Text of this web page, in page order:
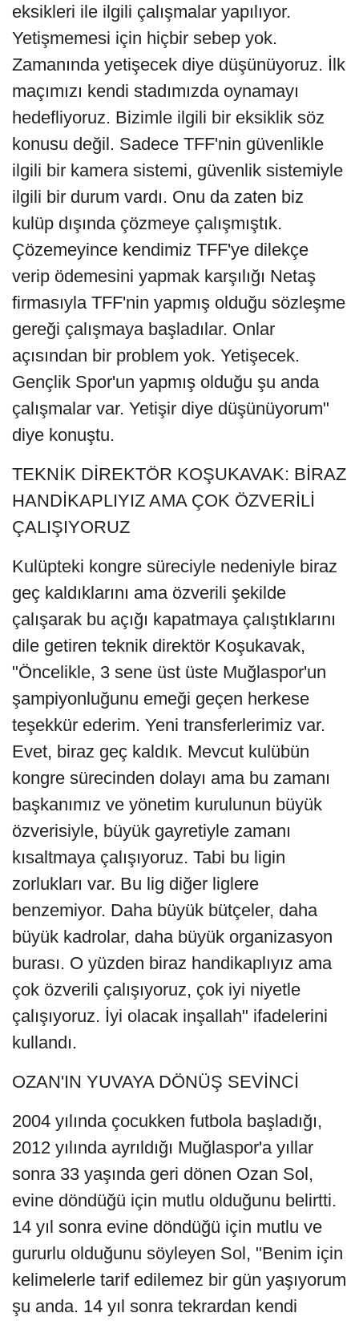
eksikleri ile ilgili çalışmalar yapılıyor.
Yetişmemesi için hiçbir sebep yok.
Zamanında yetişecek diye düşünüyoruz. İlk
maçımızı kendi stadımızda oynamayı
hedefliyoruz. Bizimle ilgili bir eksiklik söz
konusu değil. Sadece TFF'nin güvenlikle
ilgili bir kamera sistemi, güvenlik sistemiyle
ilgili bir durum vardı. Onu da zaten biz
kulüp dışında çözmeye çalışmıştık.
Çözemeyince kendimiz TFF'ye dilekçe
verip ödemesini yapmak karşılığı Netaş
firmasıyla TFF'nin yapmış olduğu sözleşme
gereği çalışmaya başladılar. Onlar
açısından bir problem yok. Yetişecek.
Gençlik Spor'un yapmış olduğu şu anda
çalışmalar var. Yetişir diye düşünüyorum"
diye konuştu.
TEKNİK DİREKTÖR KOŞUKAVAK: BİRAZ
HANDİKAPLIYIZ AMA ÇOK ÖZVERİLİ
ÇALIŞIYORUZ
Kulüpteki kongre süreciyle nedeniyle biraz
geç kaldıklarını ama özverili şekilde
çalışarak bu açığı kapatmaya çalıştıklarını
dile getiren teknik direktör Koşukavak,
"Öncelikle, 3 sene üst üste Muğlaspor'un
şampiyonluğunu emeği geçen herkese
teşekkür ederim. Yeni transferlerimiz var.
Evet, biraz geç kaldık. Mevcut kulübün
kongre sürecinden dolayı ama bu zamanı
başkanımız ve yönetim kurulunun büyük
özverisiyle, büyük gayretiyle zamanı
kısaltmaya çalışıyoruz. Tabi bu ligin
zorlukları var. Bu lig diğer liglere
benzemiyor. Daha büyük bütçeler, daha
büyük kadrolar, daha büyük organizasyon
burası. O yüzden biraz handikaplıyız ama
çok özverili çalışıyoruz, çok iyi niyetle
çalışıyoruz. İyi olacak inşallah" ifadelerini
kullandı.
OZAN'IN YUVAYA DÖNÜŞ SEVİNCİ
2004 yılında çocukken futbola başladığı,
2012 yılında ayrıldığı Muğlaspor'a yıllar
sonra 33 yaşında geri dönen Ozan Sol,
evine döndüğü için mutlu olduğunu belirtti.
14 yıl sonra evine döndüğü için mutlu ve
gururlu olduğunu söyleyen Sol, "Benim için
kelimelerle tarif edilemez bir gün yaşıyorum
şu anda. 14 yıl sonra tekrardan kendi